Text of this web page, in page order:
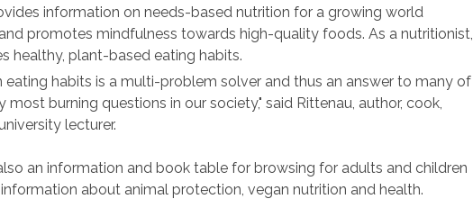
information on needs-based nutrition for a growing world
promotes mindfulness towards high-quality foods. As a nutritionist,
healthy, plant-based eating habits.
eating habits is a multi-problem solver and thus an answer to many of
most burning questions in our society," said Rittenau, author, cook,
lecturer.
an information and book table for browsing for adults and children
about animal protection, vegan nutrition and health.